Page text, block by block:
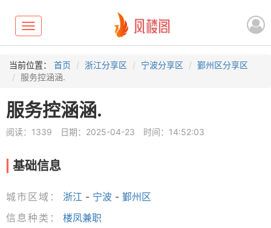
Toggle
navigation
当前位置： 首页 浙江分享区 宁波分享区
鄞州区分享区
服务控涵涵.
服务控涵涵.
阅读：1339 日期：2025-04-23 时间：14:52:03
基础信息
城市区域： 浙江 - 宁波 - 鄞州区
信息种类：
楼凤兼职